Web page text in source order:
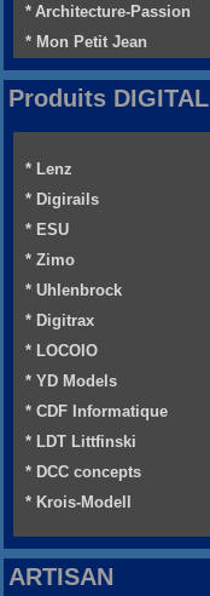
* Architecture-Passion
* Mon Petit Jean
Produits DIGITAL
* Lenz
* Digirails
* ESU
* Zimo
* Uhlenbrock
* Digitrax
* LOCOIO
* YD Models
* CDF Informatique
* LDT Littfinski
* DCC concepts
* Krois-Modell
ARTISAN